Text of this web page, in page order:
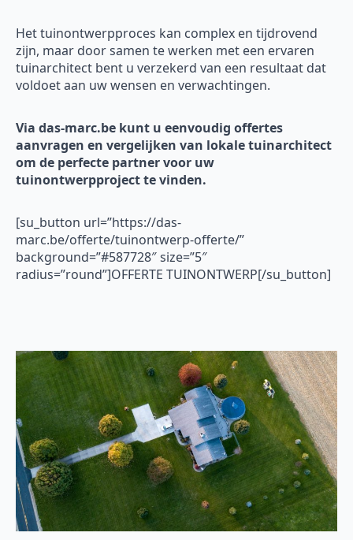
Het tuinontwerpproces kan complex en tijdrovend
zijn, maar door samen te werken met een ervaren
tuinarchitect bent u verzekerd van een resultaat dat
voldoet aan uw wensen en verwachtingen.
Via das-marc.be kunt u eenvoudig offertes
aanvragen en vergelijken van lokale tuinarchitect
om de perfecte partner voor uw
tuinontwerpproject te vinden.
[su_button url=”https://das-
marc.be/offerte/tuinontwerp-offerte/”
background=”#587728″ size=”5″
radius=”round”]OFFERTE TUINONTWERP[/su_button]